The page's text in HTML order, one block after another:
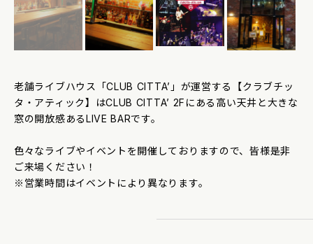
老舗ライブハウス「CLUB CITTA’」が運営する【クラブチッ
タ・アティック】はCLUB CITTA’ 2Fにある高い天井と大きな
窓の開放感あるLIVE BARです。
色々なライブやイベントを開催しておりますので、皆様是非
ご来場ください！
※営業時間はイベントにより異なります。